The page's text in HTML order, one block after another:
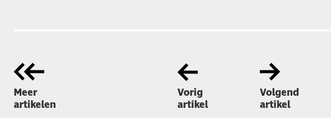
Meer
artikelen
Vorig
artikel
Volgend
artikel